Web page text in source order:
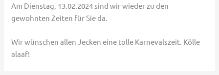
Am Dienstag, 13.02.2024 sind wir wieder zu den
gewohnten Zeiten für Sie da.
Wir wünschen allen Jecken eine tolle Karnevalszeit. Kölle
alaaf!